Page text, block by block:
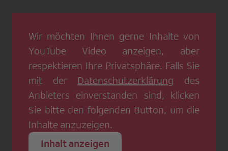
Wir möchten Ihnen gerne Inhalte von
YouTube Video anzeigen, aber
respektieren Ihre Privatsphäre. Falls Sie
mit der Datenschutzerklärung
des
Anbieters einverstanden sind, klicken
Sie bitte den folgenden Button, um die
Inhalte anzuzeigen.
Inhalt anzeigen